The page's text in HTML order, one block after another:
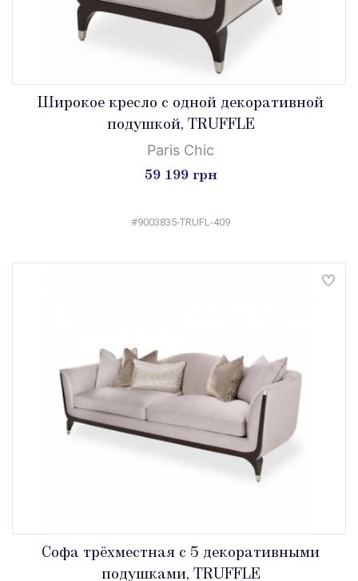
Широкое кресло с одной декоративной
подушкой, TRUFFLE
Paris Chic
59 199 грн
#9003835-TRUFL-409
Софа трёхместная с 5 декоративными
подушками, TRUFFLE